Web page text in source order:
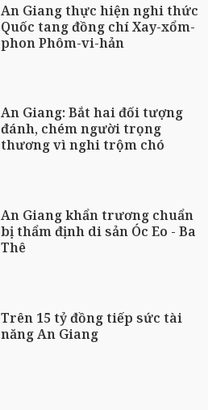
An Giang thực hiện nghi thức
Quốc tang đồng chí Xay-xổm-
phon Phôm-vi-hản
An Giang: Bắt hai đối tượng
đánh, chém người trọng
thương vì nghi trộm chó
An Giang khẩn trương chuẩn
bị thẩm định di sản Óc Eo - Ba
Thê
Trên 15 tỷ đồng tiếp sức tài
năng An Giang